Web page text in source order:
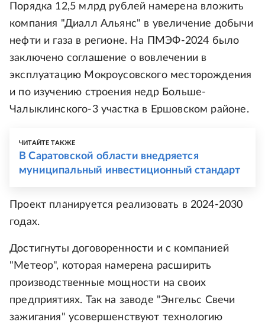
Порядка 12,5 млрд рублей намерена вложить
компания "Диалл Альянс" в увеличение добычи
нефти и газа в регионе. На ПМЭФ-2024 было
заключено соглашение о вовлечении в
эксплуатацию Мокроусовского месторождения
и по изучению строения недр Больше-
Чалыклинского-3 участка в Ершовском районе.
ЧИТАЙТЕ ТАКЖЕ
В Саратовской области внедряется
муниципальный инвестиционный стандарт
Проект планируется реализовать в 2024-2030
годах.
Достигнуты договоренности и с компанией
"Метеор", которая намерена расширить
производственные мощности на своих
предприятиях. Так на заводе "Энгельс Свечи
зажигания" усовершенствуют технологию